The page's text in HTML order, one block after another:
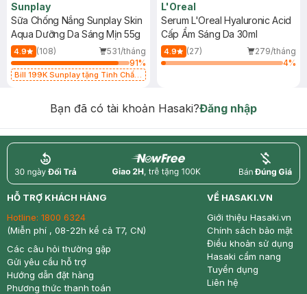
Sunplay
Sữa Chống Nắng Sunplay Skin
Aqua Dưỡng Da Sáng Mịn 55g
4.9 (108)
531/tháng
91%
Bill 199K Sunplay tặng Tinh Chất
L'Oreal
Serum L'Oreal Hyaluronic Acid
Cấp Ẩm Sáng Da 30ml
4.9 (27)
279/tháng
4%
Bạn đã có tài khoản Hasaki?Đăng nhập
return nowfree price
HỖ TRỢ KHÁCH HÀNG
Hotline: 1800 6324
(Miễn phí , 08-22h kể cả T7, CN)
Các câu hỏi thường gặp
Gửi yêu cầu hỗ trợ
Hướng dẫn đặt hàng
Phương thức thanh toán
VỀ HASAKI.VN
Giới thiệu Hasaki.vn
Chính sách bảo mật
Điều khoản sử dụng
Hasaki cẩm nang
Tuyển dụng
Liên hệ